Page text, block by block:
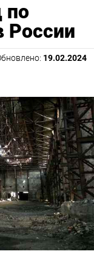
по
России
19.02.2024